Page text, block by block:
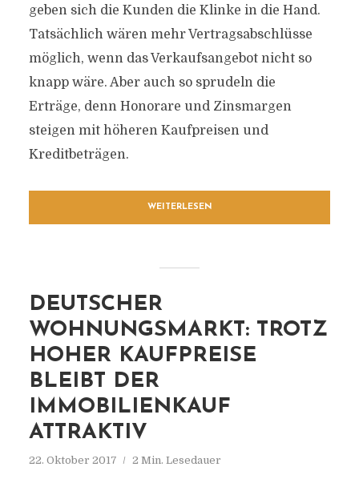
geben sich die Kunden die Klinke in die Hand.
Tatsächlich wären mehr Vertragsabschlüsse
möglich, wenn das Verkaufsangebot nicht so
knapp wäre. Aber auch so sprudeln die
Erträge, denn Honorare und Zinsmargen
steigen mit höheren Kaufpreisen und
Kreditbeträgen.
WEITERLESEN
DEUTSCHER
WOHNUNGSMARKT: TROTZ
HOHER KAUFPREISE
BLEIBT DER
IMMOBILIENKAUF
ATTRAKTIV
22. Oktober 2017 2 Min. Lesedauer